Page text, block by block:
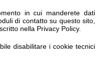
in cui manderete dati
di contatto su questo sito,
nella Privacy Policy.
disabilitare i cookie tecnici
CON